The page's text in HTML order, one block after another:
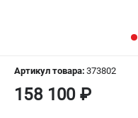
МАГАЗИНЫ
ИЗБРАННОЕ ( 0 )
Артикул товара: 373802
158 100 ₽